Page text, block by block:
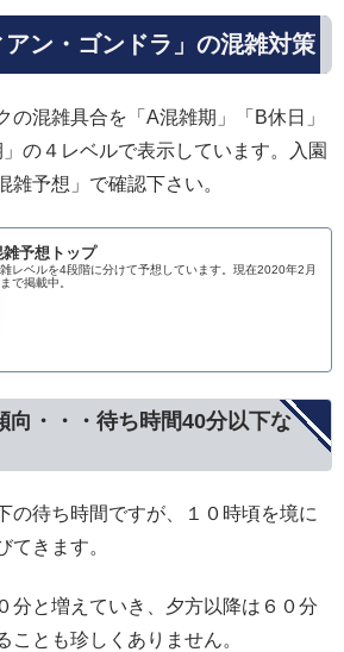
アン・ゴンドラ」の混雑対策
の混雑具合を「A混雑期」「B休日」
」の４レベルで表示しています。入園
雑予想」で確認下さい。
雑予想トップ
レベルを4段階に分けて予想しています。現在2020年2月
で掲載中。
向・・・待ち時間40分以下な
の待ち時間ですが、１０時頃を境に
てきます。
分と増えていき、夕方以降は６０分
ことも珍しくありません。